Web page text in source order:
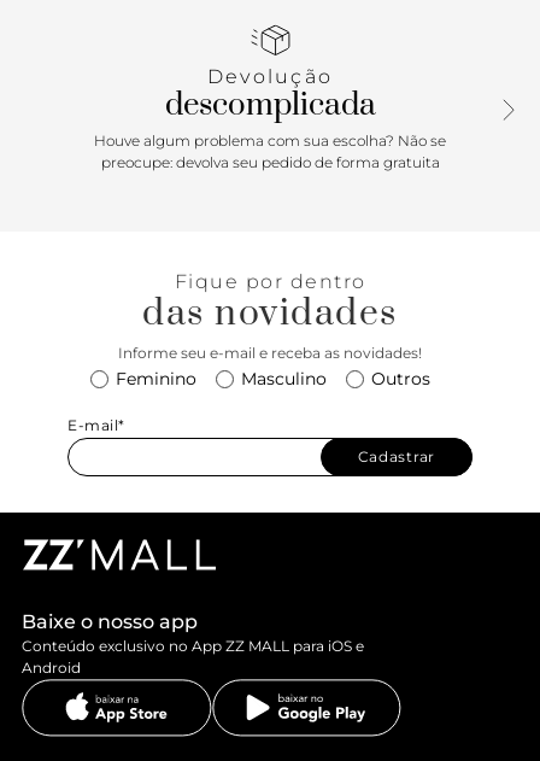
você estará adicionando um toque de mistério à sua
couro que é tão prática quanto estilosa, permitindo que
você carregue seus pertences com elegância
despretensiosa.
Devolução
descomplicada
Houve algum problema com sua escolha? Não se
preocupe: devolva seu pedido de forma gratuita
Fique por dentro
das novidades
Informe seu e-mail e receba as novidades!
Feminino Masculino Outros
E-mail*
Cadastrar
Baixe o nosso app
Conteúdo exclusivo no App ZZ MALL para iOS e
Android